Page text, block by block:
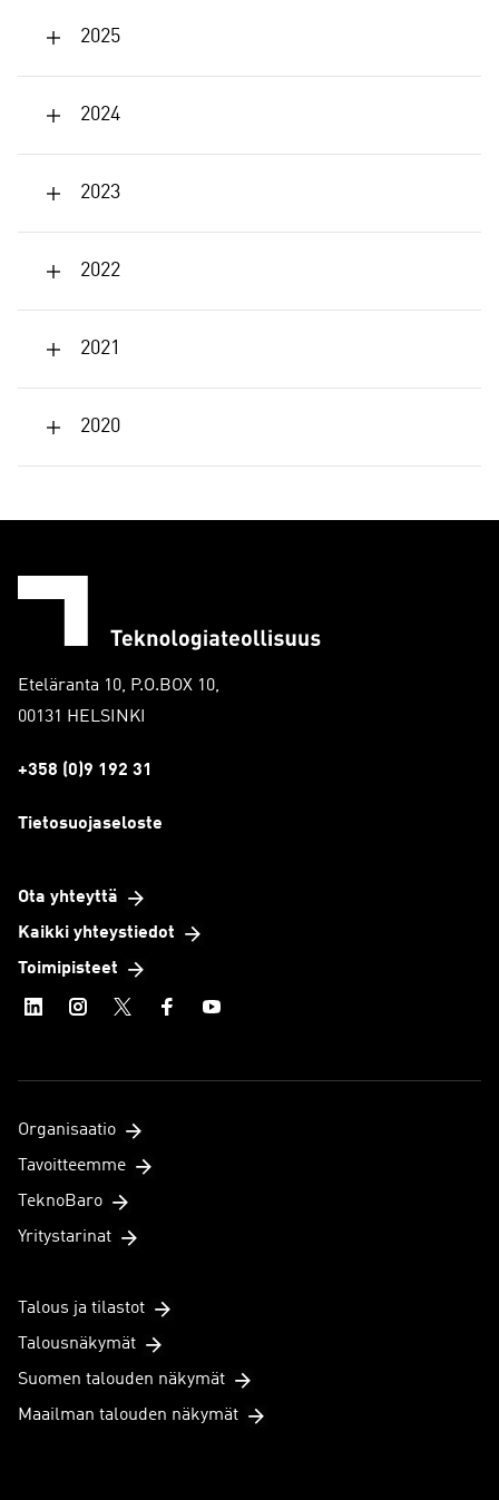
2025
2024
2023
2022
2021
2020
Eteläranta 10, P.O.BOX 10,
00131 HELSINKI
+358 (0)9 192 31
Tietosuojaseloste
Ota yhteyttä
Kaikki yhteystiedot
Toimipisteet
Organisaatio
Tavoitteemme
TeknoBaro
Yritystarinat
Talous ja tilastot
Talousnäkymät
Suomen talouden näkymät
Maailman talouden näkymät